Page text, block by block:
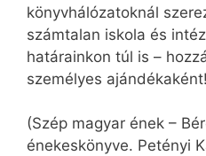
könyvhálózatoknál
számtalan iskola és
határainkon túl is –
személyes ajándékaként!
(Szép magyar ének –
énekeskönyve. Petényi